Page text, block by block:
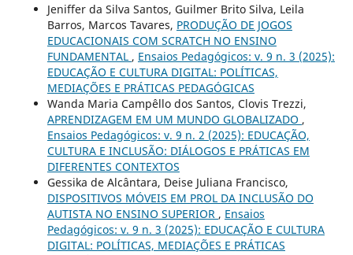
Jeniffer da Silva Santos, Guilmer Brito Silva, Leila
Barros, Marcos Tavares, PRODUÇÃO DE JOGOS
EDUCACIONAIS COM SCRATCH NO ENSINO
FUNDAMENTAL , Ensaios Pedagógicos: v. 9 n. 3 (2025):
EDUCAÇÃO E CULTURA DIGITAL: POLÍTICAS,
MEDIAÇÕES E PRÁTICAS PEDAGÓGICAS
Wanda Maria Campêllo dos Santos, Clovis Trezzi,
APRENDIZAGEM EM UM MUNDO GLOBALIZADO ,
Ensaios Pedagógicos: v. 9 n. 2 (2025): EDUCAÇÃO,
CULTURA E INCLUSÃO: DIÁLOGOS E PRÁTICAS EM
DIFERENTES CONTEXTOS
Gessika de Alcântara, Deise Juliana Francisco,
DISPOSITIVOS MÓVEIS EM PROL DA INCLUSÃO DO
AUTISTA NO ENSINO SUPERIOR , Ensaios
Pedagógicos: v. 9 n. 3 (2025): EDUCAÇÃO E CULTURA
DIGITAL: POLÍTICAS, MEDIAÇÕES E PRÁTICAS